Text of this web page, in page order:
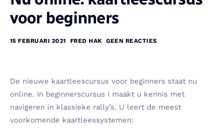
voor beginners
15 FEBRUARI 2021 FRED HAK GEEN REACTIES
De nieuwe kaartleescursus voor beginners staat nu
online. In beginnerscursus I maakt u kennis met
navigeren in klassieke rally’s. U leert de meest
voorkomende kaartleessystemen: